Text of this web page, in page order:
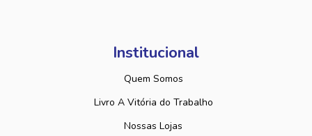
Institucional
Quem Somos
Livro A Vitória do Trabalho
Nossas Lojas